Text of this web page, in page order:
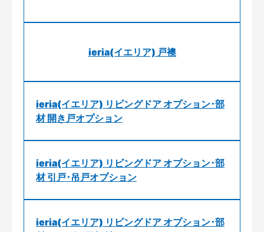
ieria(イエリア) 戸襖
ieria(イエリア) リビングドア オプション･部
材 開き戸オプション
ieria(イエリア) リビングドア オプション･部
材 引戸･吊戸オプション
ieria(イエリア) リビングドア オプション･部